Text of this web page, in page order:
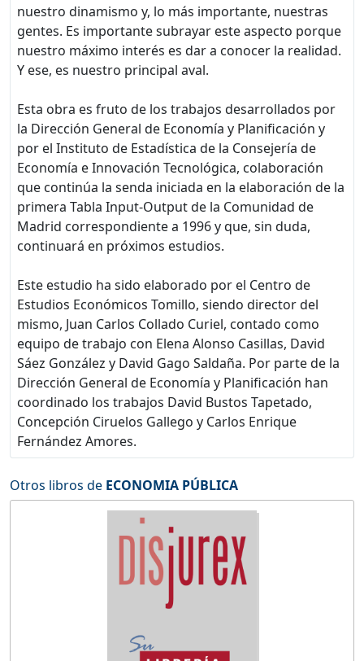
nuestro dinamismo y, lo más importante, nuestras
gentes. Es importante subrayar este aspecto porque
nuestro máximo interés es dar a conocer la realidad.
Y ese, es nuestro principal aval.
Esta obra es fruto de los trabajos desarrollados por
la Dirección General de Economía y Planificación y
por el Instituto de Estadística de la Consejería de
Economía e Innovación Tecnológica, colaboración
que continúa la senda iniciada en la elaboración de la
primera Tabla Input-Output de la Comunidad de
Madrid correspondiente a 1996 y que, sin duda,
continuará en próximos estudios.
Este estudio ha sido elaborado por el Centro de
Estudios Económicos Tomillo, siendo director del
mismo, Juan Carlos Collado Curiel, contado como
equipo de trabajo con Elena Alonso Casillas, David
Sáez González y David Gago Saldaña. Por parte de la
Dirección General de Economía y Planificación han
coordinado los trabajos David Bustos Tapetado,
Concepción Ciruelos Gallego y Carlos Enrique
Fernández Amores.
Otros libros de ECONOMIA PÚBLICA